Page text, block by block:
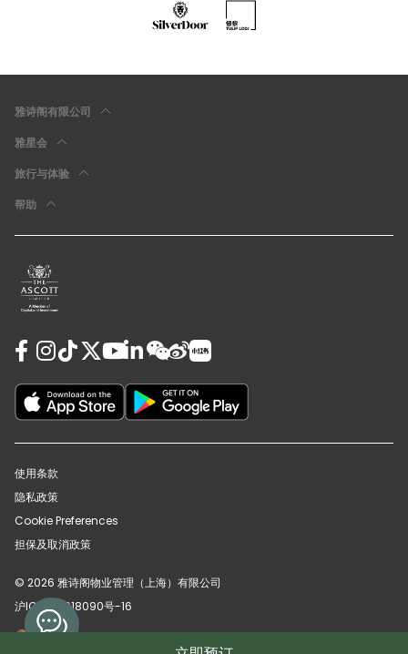
雅诗阁有限公司
雅星会
旅行与体验
帮助
使用条款
隐私政策
Cookie Preferences
担保及取消政策
© 2026 雅诗阁物业管理（上海）有限公司
沪ICP备12018090号-16
沪公网安备31010102008391号